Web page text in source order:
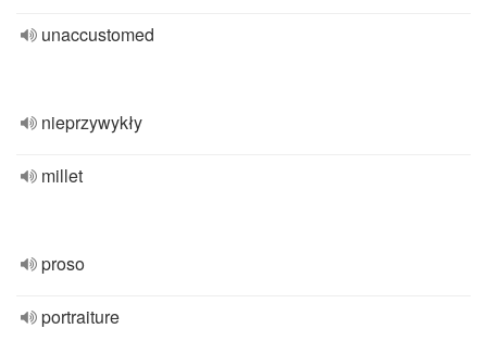
unaccustomed
nieprzywykły
millet
proso
portraiture